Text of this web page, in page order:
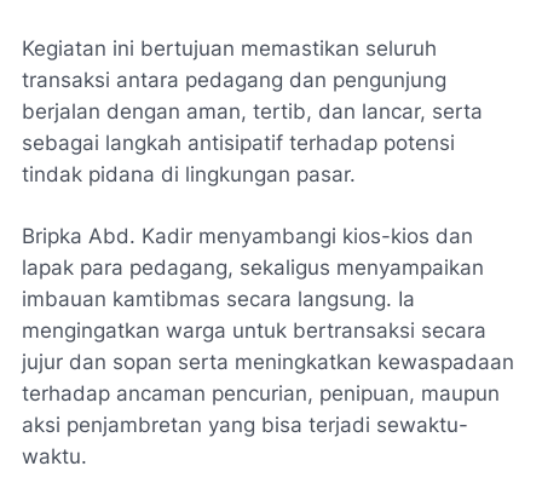
Kegiatan ini bertujuan memastikan seluruh
transaksi antara pedagang dan pengunjung
berjalan dengan aman, tertib, dan lancar, serta
sebagai langkah antisipatif terhadap potensi
tindak pidana di lingkungan pasar.
Bripka Abd. Kadir menyambangi kios-kios dan
lapak para pedagang, sekaligus menyampaikan
imbauan kamtibmas secara langsung. Ia
mengingatkan warga untuk bertransaksi secara
jujur dan sopan serta meningkatkan kewaspadaan
terhadap ancaman pencurian, penipuan, maupun
aksi penjambretan yang bisa terjadi sewaktu-
waktu.